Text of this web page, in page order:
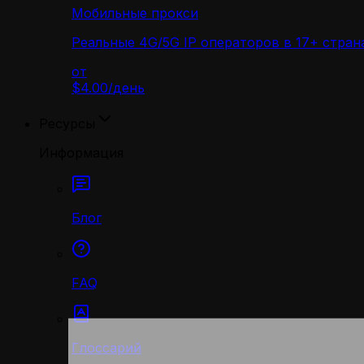
Мобильные прокси
Реальные 4G/5G IP операторов в 17+
от
$4.00/день
Блог
FAQ
Глоссарий